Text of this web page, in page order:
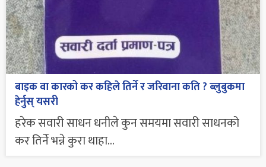
बाइक वा कारको कर कहिले तिर्ने र जरिवाना कति ? ब्लुबुकमा
हेर्नुस् यसरी
हरेक सवारी साधन धनीले कुन समयमा सवारी साधनको
कर तिर्ने भन्ने कुरा थाहा...